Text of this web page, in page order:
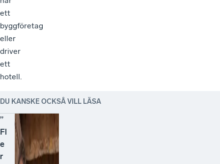
ett
byggföretag
eller
driver
ett
hotell.
DU KANSKE OCKSÅ VILL LÄSA
”
Fl
e
r